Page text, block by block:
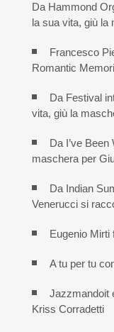
Da Hammond
la sua vita, giù la
Francesco
Romantic
Da Festival
vita, giù la
Da I’ve
maschera per
Da Indian
Venerucci si
Eugenio Mirti
A tu per tu
Jazzmandoit
Kriss Corradetti